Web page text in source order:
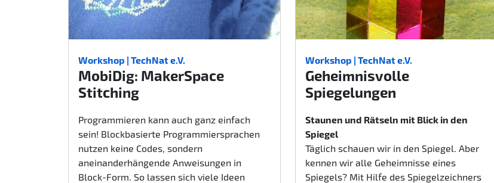
Workshop | TechNat e.V.
MobiDig: MakerSpace
Stitching
Programmieren kann auch ganz einfach
sein! Blockbasierte Programmiersprachen
nutzen keine Codes, sondern
aneinanderhängende Anweisungen in
Block-Form. So lassen sich viele Ideen
Workshop | TechNat e.V.
Geheimnisvolle
Spiegelungen
Staunen und Rätseln mit Blick in den
Spiegel
Täglich schauen wir in den Spiegel. Aber
kennen wir alle Geheimnisse eines
Spiegels? Mit Hilfe des Spiegelzeichners